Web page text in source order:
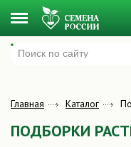
Меню
Главная Каталог
ПОДБОРКИ
Подпишитесь на
когда он поступит в
Пользовательского соглашения